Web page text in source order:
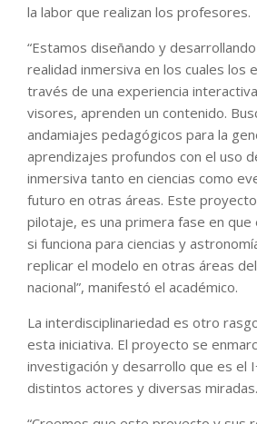
la labor que realizan los profesores.
“Estamos diseñando y
realidad inmersiva en los cuales los
través de una experiencia
visores, aprenden un contenido.
andamiajes pedagógicos para la
aprendizajes profundos con el uso
inmersiva tanto en ciencias como
futuro en otras áreas. Este
pilotaje, es una primera fase en
si funciona para ciencias y
replicar el modelo en otras áreas
nacional”, manifestó el académico.
La interdisciplinariedad es otro
esta iniciativa. El proyecto se
investigación y desarrollo que es el
distintos actores y diversas miradas.